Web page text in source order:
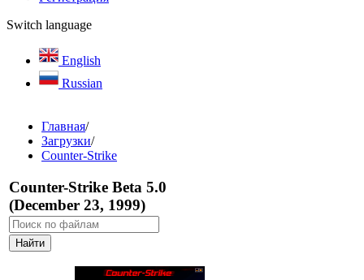
Switch language
English
Russian
Главная/
Загрузки/
Counter-Strike
Counter-Strike Beta 5.0
(December 23, 1999)